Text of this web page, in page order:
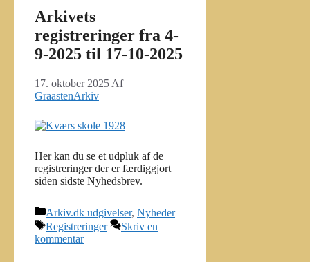
Arkivets
registreringer fra 4-
9-2025 til 17-10-2025
17. oktober 2025 Af
GraastenArkiv
Her kan du se et udpluk af de
registreringer der er færdiggjort
siden sidste Nyhedsbrev.
Kategorier
Arkiv.dk udgivelser, Nyheder
Tags
Registreringer
Skriv en
kommentar